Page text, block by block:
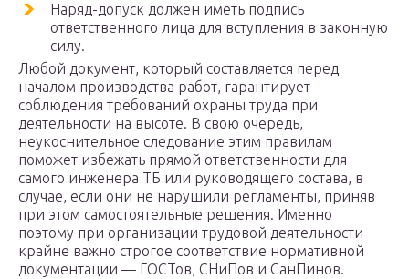
Наряд-допуск должен иметь подпись
ответственного лица для вступления в законную
силу.
Любой документ, который составляется перед
началом производства работ, гарантирует
соблюдения требований охраны труда при
деятельности на высоте. В свою очередь,
неукоснительное следование этим правилам
поможет избежать прямой ответственности для
самого инженера ТБ или руководящего состава, в
случае, если они не нарушили регламенты, приняв
при этом самостоятельные решения. Именно
поэтому при организации трудовой деятельности
крайне важно строгое соответствие нормативной
документации — ГОСТов, СНиПов и СанПинов.